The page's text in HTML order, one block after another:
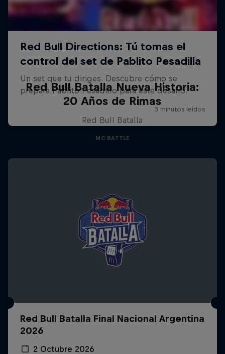
Red Bull Batalla Nueva Historia:
20 Años de Rimas
Red Bull Batalla
MC BATTLE
Red Bull Batalla Final Nacional Argentina
2026
2 Octubre 2026